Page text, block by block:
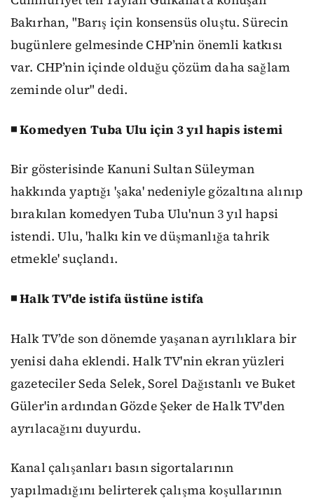
Bakırhan, "Barış için konsensüs oluştu. Sürecin
bugünlere gelmesinde CHP’nin önemli katkısı
var. CHP’nin içinde olduğu çözüm daha sağlam
zeminde olur" dedi.
◾ Komedyen Tuba Ulu için 3 yıl hapis istemi
Bir gösterisinde Kanuni Sultan Süleyman
hakkında yaptığı 'şaka' nedeniyle gözaltına alınıp
bırakılan komedyen Tuba Ulu'nun 3 yıl hapsi
istendi. Ulu, 'halkı kin ve düşmanlığa tahrik
etmekle' suçlandı.
◾ Halk TV'de istifa üstüne istifa
Halk TV’de son dönemde yaşanan ayrılıklara bir
yenisi daha eklendi. Halk TV'nin ekran yüzleri
gazeteciler Seda Selek, Sorel Dağıstanlı ve Buket
Güler'in ardından Gözde Şeker de Halk TV'den
ayrılacağını duyurdu.
Kanal çalışanları basın sigortalarının
yapılmadığını belirterek çalışma koşullarının